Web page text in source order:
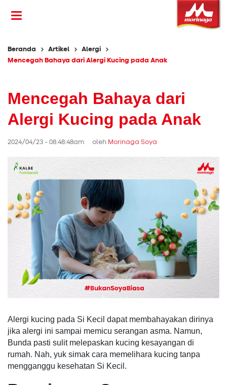
Beranda Artikel
Alergi
Mencegah Bahaya dari Alergi Kucing pada Anak
Mencegah Bahaya dari
Alergi Kucing pada Anak
2024/04/23 - 08:48:48am oleh Morinaga Soya
Alergi kucing pada Si Kecil dapat membahayakan dirinya
jika alergi ini sampai memicu serangan asma. Namun,
Bunda pasti sulit melepaskan kucing kesayangan di
rumah. Nah, yuk simak cara memelihara kucing tanpa
mengganggu kesehatan Si Kecil.